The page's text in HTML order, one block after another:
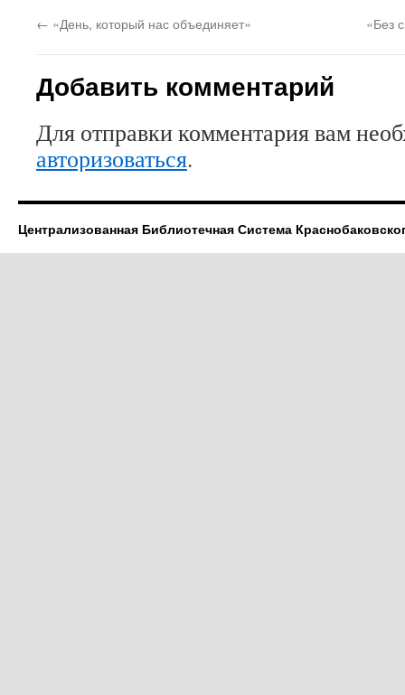
новом
окне)
(Открывается
в
окне)
новом
окне)
← «День, который нас объединяет» «Без
Добавить комментарий
Для отправки комментария вам
авторизоваться.
Централизованная Библиотечная Система